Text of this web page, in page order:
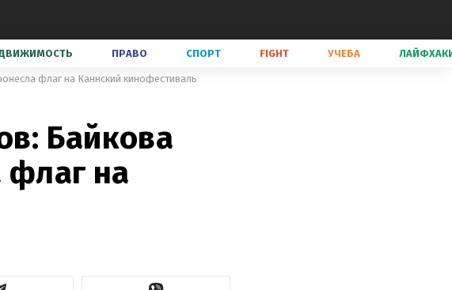
ПРАВО СПОРТ FIGHT УЧЕБА
флаг на Каннский кинофестиваль
Байкова
флаг на